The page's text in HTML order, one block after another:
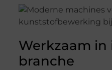
Werkzaam in
branche